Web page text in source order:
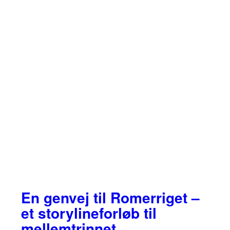
En genvej til Romerriget –
et storylineforløb til